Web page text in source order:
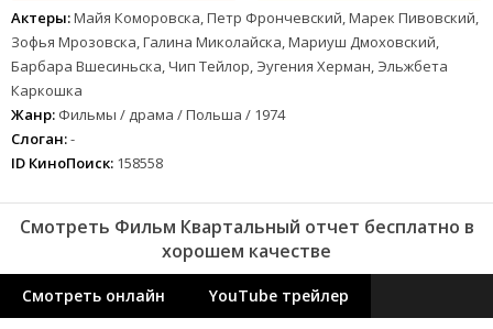
Актеры:Майя Коморовска, Петр Фрончевский, Марек Пивовский,
Зофья Мрозовска, Галина Миколайска, Мариуш Дмоховский,
Барбара Вшесиньска, Чип Тейлор, Эугения Херман, Эльжбета
Каркошка
Жанр: Фильмы / драма / Польша / 1974
Слоган:-
ID КиноПоиск: 158558
Смотреть Фильм Квартальный отчет бесплатно в
хорошем качестве
Смотреть онлайн YouTube трейлер